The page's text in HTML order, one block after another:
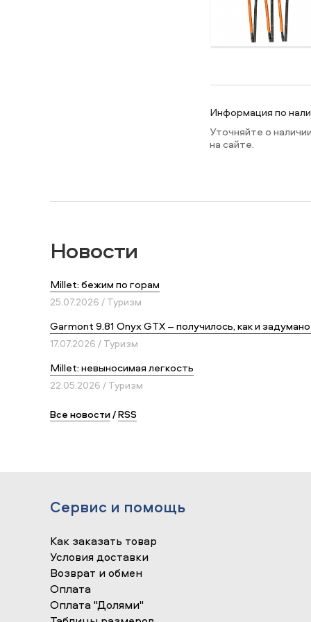
Информация по
Уточняйте о
на сайте.
Новости
Millet: бежим по горам
25.07.2026 / Туризм
Garmont 9.81 Onyx GTX – получилось, как и
17.07.2026 / Туризм
Millet: невыносимая легкость
22.05.2026 / Туризм
Все новости/RSS
Сервис и помощь
Как заказать товар
Условия доставки
Возврат и обмен
Оплата
Оплата "Долями"